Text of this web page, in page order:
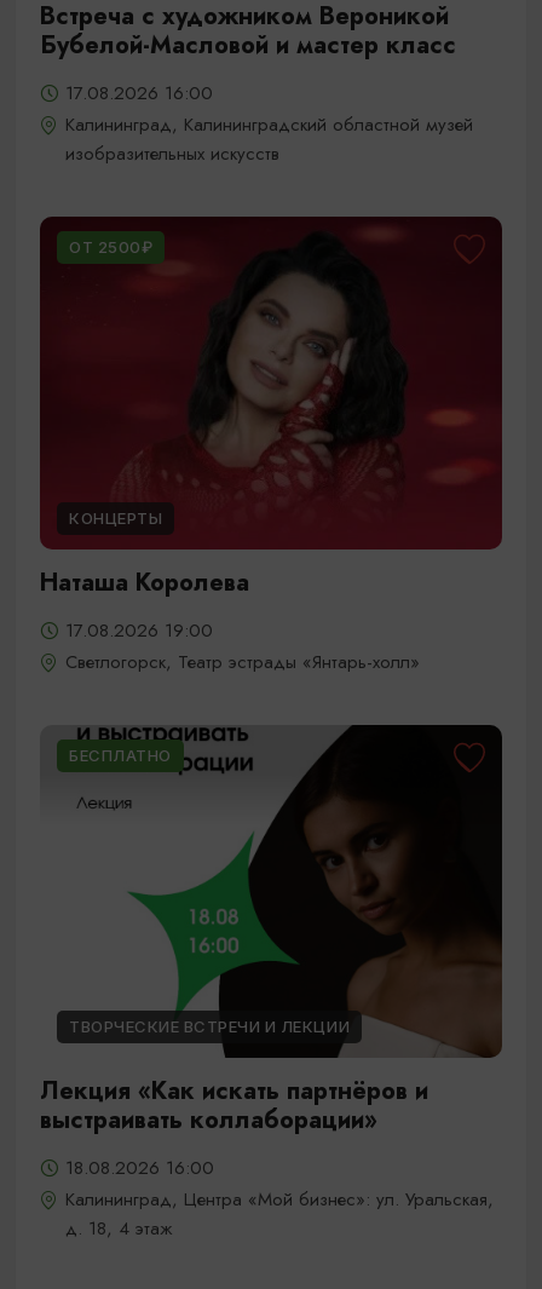
Встреча с художником Вероникой
Бубелой-Масловой и мастер класс
17.08.2026 16:00
Калининград, Калининградский областной музей
изобразительных искусств
ОТ 2500₽
КОНЦЕРТЫ
Наташа Королева
17.08.2026 19:00
Светлогорск, Театр эстрады «Янтарь-холл»
БЕСПЛАТНО
ТВОРЧЕСКИЕ ВСТРЕЧИ И ЛЕКЦИИ
Лекция «Как искать партнёров и
выстраивать коллаборации»
18.08.2026 16:00
Калининград, Центра «Мой бизнес»: ул. Уральская,
д. 18, 4 этаж